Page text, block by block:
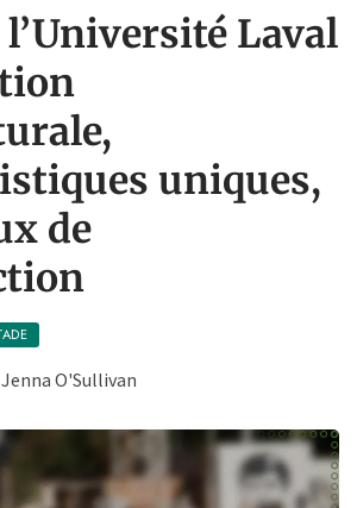
l’Université Laval
uniques,
de
Jenna O'Sullivan